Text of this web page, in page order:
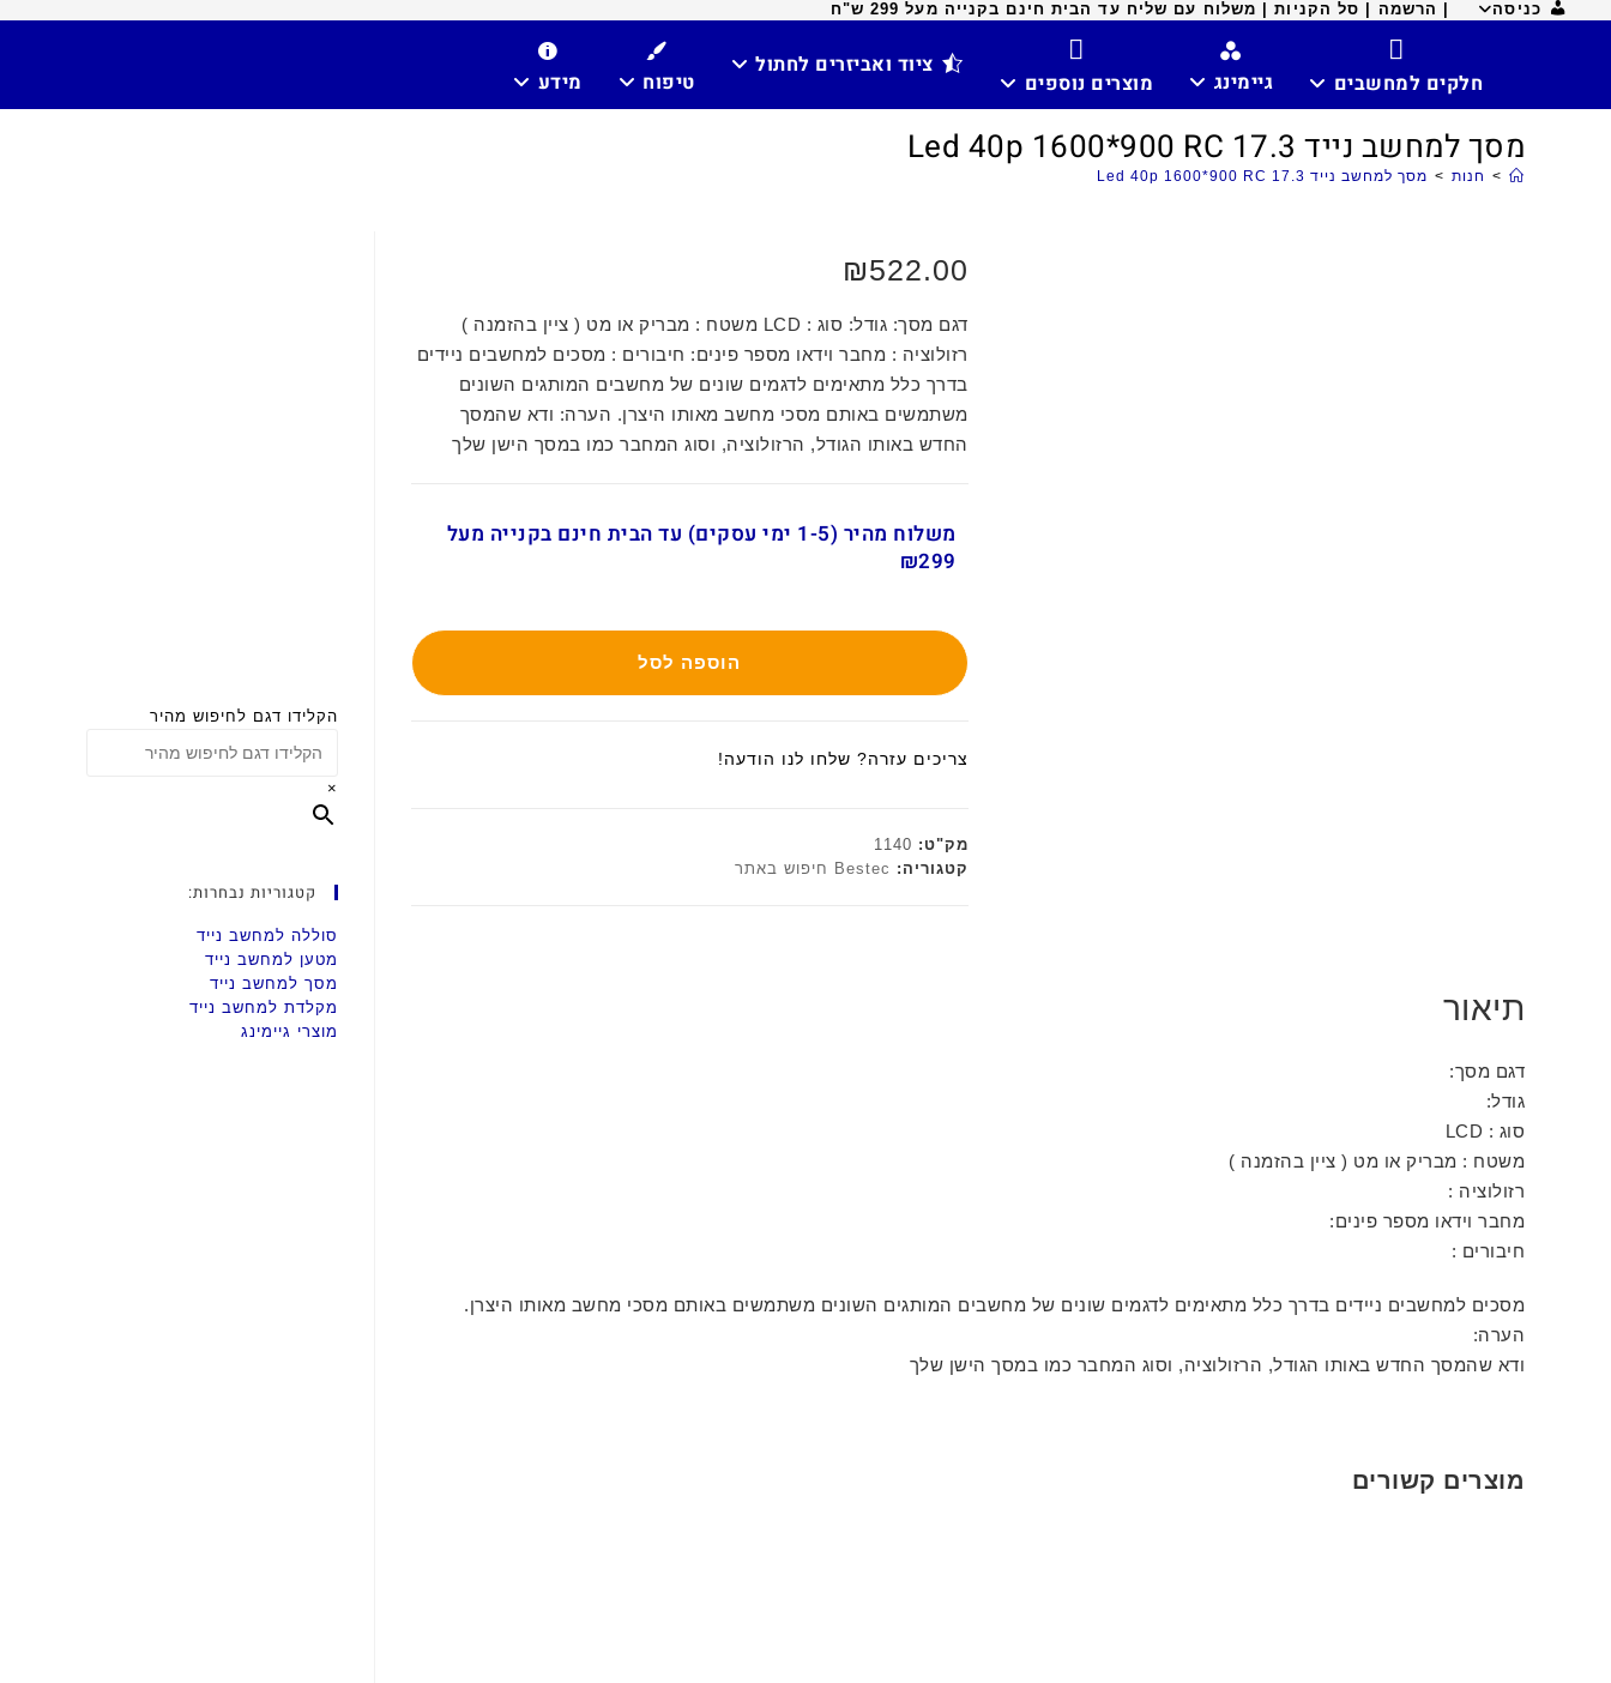
כניסה | הרשמה | סל הקניות | משלוח עם שליח עד הבית חינם בקנייה מעל 299 ש"ח
חלקים למחשבים גיימינג מוצרים נוספים
ציוד ואביזרים לחתול
טיפוח מידע
מסך למחשב נייד Led 40p 1600*900 RC 17.3
> חנות > מסך למחשב נייד Led 40p 1600*900 RC 17.3
₪522.00
דגם מסך: גודל: סוג : LCD משטח : מבריק או מט ( ציין בהזמנה )
רזולוציה : מחבר וידאו מספר פינים: חיבורים : מסכים למחשבים ניידים
בדרך כלל מתאימים לדגמים שונים של מחשבים המותגים השונים
משתמשים באותם מסכי מחשב מאותו היצרן. הערה: ודא שהמסך
החדש באותו הגודל, הרזולוציה, וסוג המחבר כמו במסך הישן שלך
משלוח מהיר (1-5 ימי עסקים) עד הבית חינם בקנייה מעל
₪299
הוספה לסל
צריכים עזרה? שלחו לנו הודעה!
מק"ט: 1140
קטגוריה: Bestec חיפוש באתר
תיאור
דגם מסך:
גודל:
סוג : LCD
משטח : מבריק או מט ( ציין בהזמנה )
רזולוציה :
מחבר וידאו מספר פינים:
חיבורים :
מסכים למחשבים ניידים בדרך כלל מתאימים לדגמים שונים של מחשבים המותגים השונים משתמשים באותם מסכי מחשב מאותו היצרן.
הערה:
ודא שהמסך החדש באותו הגודל, הרזולוציה, וסוג המחבר כמו במסך הישן שלך
מוצרים קשורים
הקלידו דגם לחיפוש מהיר
×
קטגוריות נבחרות:
סוללה למחשב נייד
מטען למחשב נייד
מסך למחשב נייד
מקלדת למחשב נייד
מוצרי גיימינג